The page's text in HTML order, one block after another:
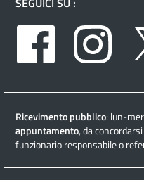
Facebook
Ricevimento pubblico: lun-
appuntamento, da
funzionario responsabile o